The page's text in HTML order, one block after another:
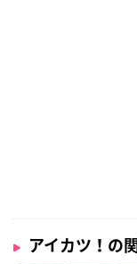
アイカツ！の